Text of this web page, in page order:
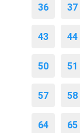
36 37
43 44
50 51
57 58
64 65